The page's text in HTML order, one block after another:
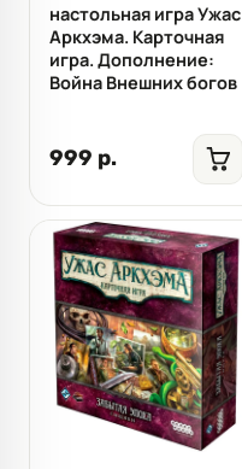
настольная игра Ужас
Аркхэма. Карточная
игра. Дополнение:
Война Внешних богов
999 р.